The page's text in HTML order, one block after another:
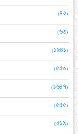
(৪২)
(৬৩)
(১৯৪১)
(৫৫০)
(১৬৪৭)
(৫৫৫)
(৫১৯)